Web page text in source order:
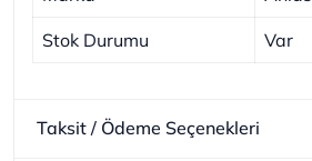
Stok Durumu Var
Taksit / Ödeme Seçenekleri